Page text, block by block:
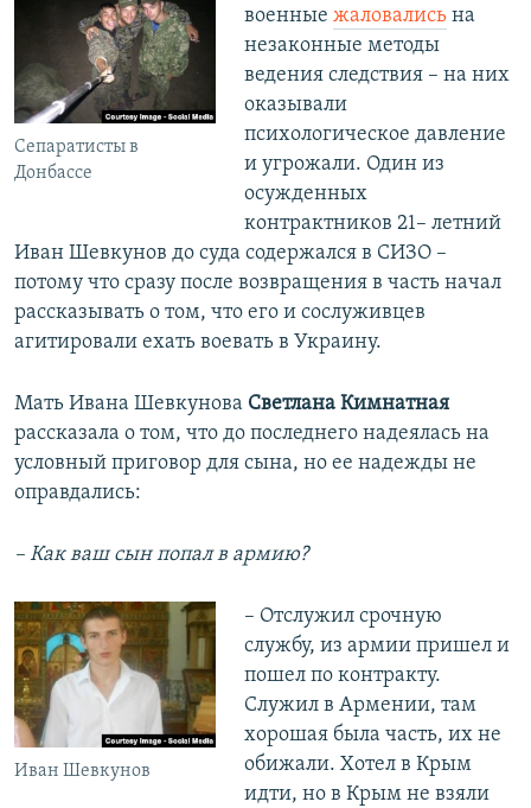
Сепаратисты в
Донбассе
военные жаловалисьна
незаконные методы
ведения следствия – на них
оказывали
психологическое давление
и угрожали. Один из
осужденных
контрактников 21– летний
Иван Шевкунов до суда содержался в СИЗО –
потому что сразу после возвращения в часть начал
рассказывать о том, что его и сослуживцев
агитировали ехать воевать в Украину.
Мать Ивана Шевкунова Светлана Кимнатная
рассказала о том, что до последнего надеялась на
условный приговор для сына, но ее надежды не
оправдались:
– Как ваш сын попал в армию?
Иван Шевкунов
– Отслужил срочную
службу, из армии пришел и
пошел по контракту.
Служил в Армении, там
хорошая была часть, их не
обижали. Хотел в Крым
идти, но в Крым не взяли